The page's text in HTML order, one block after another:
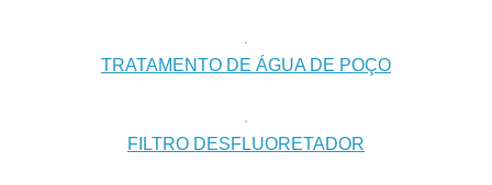
TRATAMENTO DE ÁGUA DE POÇO
FILTRO DESFLUORETADOR